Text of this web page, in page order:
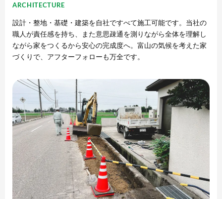
ARCHITECTURE
設計・整地・基礎・建築を自社ですべて施工可能です。当社の
職人が責任感を持ち、また意思疎通を測りながら全体を理解し
ながら家をつくるから安心の完成度へ。富山の気候を考えた家
づくりで、アフターフォローも万全です。